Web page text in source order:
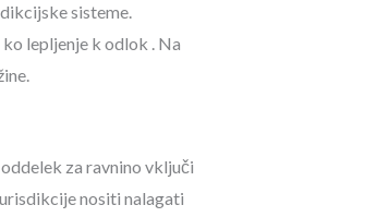
sisteme.
lepljenje k odlok . Na
za ravnino vključi
nositi nalagati